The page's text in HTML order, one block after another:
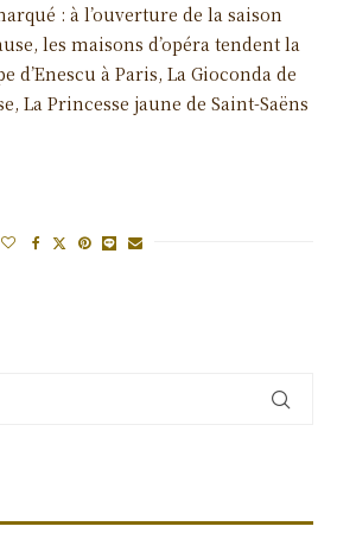
: à l’ouverture de la saison
les maisons d’opéra tendent la
d’Enescu à Paris, La Gioconda de
La Princesse jaune de Saint-Saëns